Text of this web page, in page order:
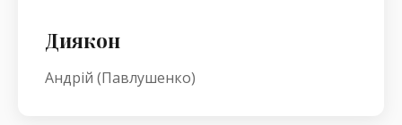
Диякон
Андрій (Павлушенко)